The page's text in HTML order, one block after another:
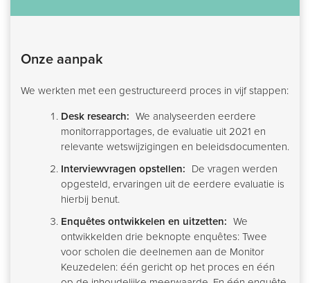
Onze aanpak
We werkten met een gestructureerd proces in vijf stappen:
Desk research: We analyseerden eerdere
monitorrapportages, de evaluatie uit 2021 en
relevante wetswijzigingen en beleidsdocumenten.
Interviewvragen opstellen: De vragen werden
opgesteld, ervaringen uit de eerdere evaluatie is
hierbij benut.
Enquêtes ontwikkelen en uitzetten: We
ontwikkelden drie beknopte enquêtes: Twee
voor scholen die deelnemen aan de Monitor
Keuzedelen: één gericht op het proces en één